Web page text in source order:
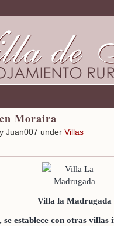
Moraira
Juan007 under Villas
Villa la Madrugada
establece con otras villas